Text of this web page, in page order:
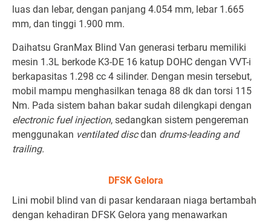
luas dan lebar, dengan panjang 4.054 mm, lebar 1.665
mm, dan tinggi 1.900 mm.
Daihatsu GranMax Blind Van generasi terbaru memiliki
mesin 1.3L berkode K3-DE 16 katup DOHC dengan VVT-i
berkapasitas 1.298 cc 4 silinder. Dengan mesin tersebut,
mobil mampu menghasilkan tenaga 88 dk dan torsi 115
Nm. Pada sistem bahan bakar sudah dilengkapi dengan
electronic fuel injection, sedangkan sistem pengereman
menggunakan ventilated discdan drums-leading and
trailing.
DFSK Gelora
Lini mobil blind van di pasar kendaraan niaga bertambah
dengan kehadiran DFSK Gelora yang menawarkan